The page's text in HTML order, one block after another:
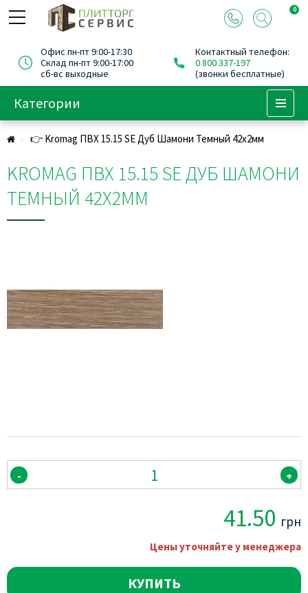
0
Офис пн-пт 9:00-17:30
Склад пн-пт 9:00-17:00
сб-вс выходные
Контактный телефон:
0 800 337-197
(звонки бесплатные)
Категории
👉 Kromag ПВХ 15.15 SЕ Дуб Шамони Темный 42х2мм
KROMAG ПВХ 15.15 SЕ ДУБ ШАМОНИ
ТЕМНЫЙ 42Х2ММ
- +
41.50 грн
Цены уточняйте у менеджера
КУПИТЬ